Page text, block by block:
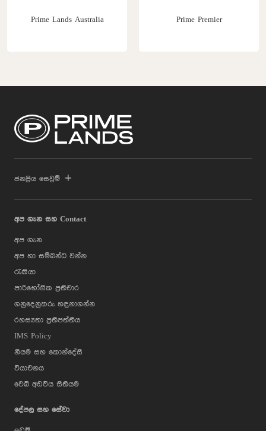
Prime Lands Australia Prime Premier
ජනප්‍රිය සෙවුම්
අප ගැන සහ Contact
අප ගැන
අප හා සම්බන්ධ වන්න
රැකියා
පාරිභෝගික ප්‍රතිචාර
ගනුදෙනුකරු හඳුනාගන්න
රහස්‍යතා ප්‍රතිපත්තිය
IMS Policy
නියම සහ කොන්දේසි
වියාචනය
වෙබ් අඩවිය සිතියම
දේපල සහ සේවා